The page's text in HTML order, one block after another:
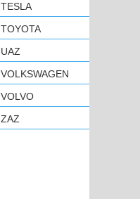
TESLA
TOYOTA
UAZ
VOLKSWAGEN
VOLVO
ZAZ